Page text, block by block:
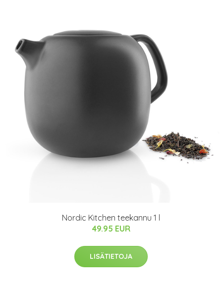
Nordic Kitchen teekannu 1 l
49.95 EUR
LISÄTIETOJA